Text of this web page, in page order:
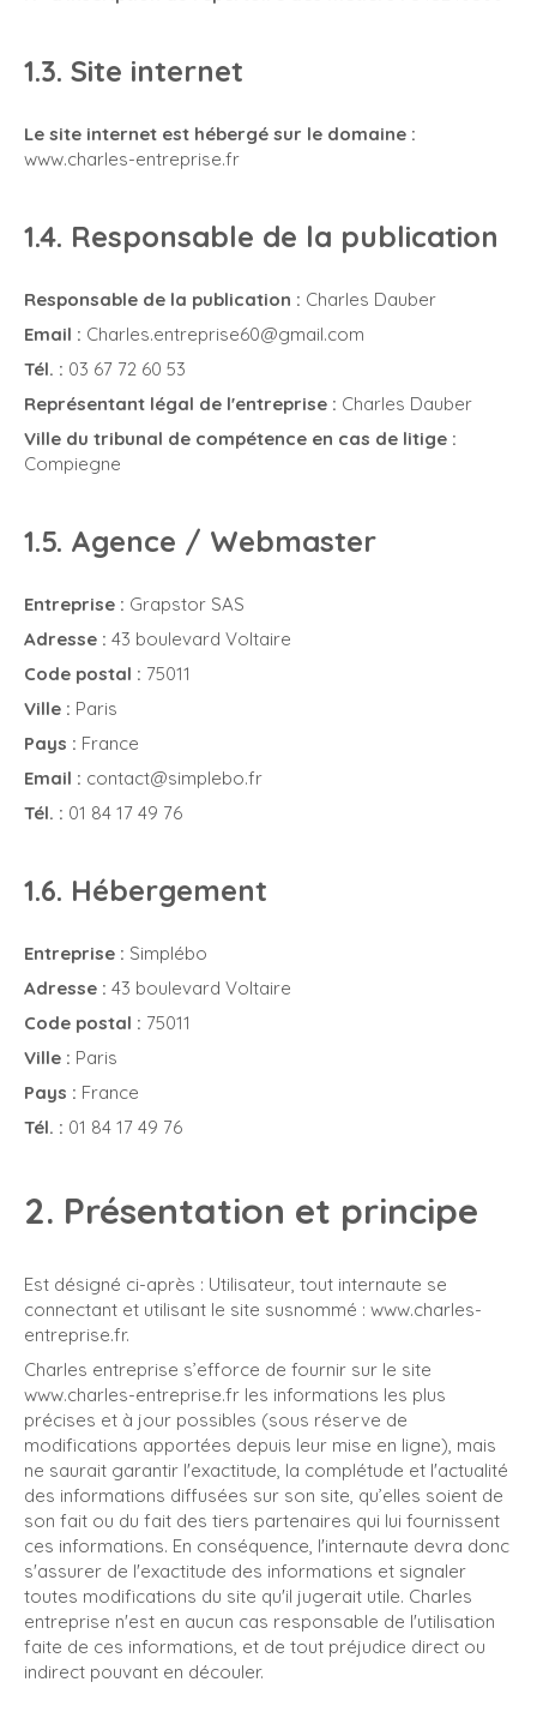
1.3. Site internet
Le site internet est hébergé sur le domaine :
www.charles-entreprise.fr
1.4. Responsable de la publication
Responsable de la publication : Charles Dauber
Email : Charles.entreprise60@gmail.com
Tél. : 03 67 72 60 53
Représentant légal de l'entreprise : Charles Dauber
Ville du tribunal de compétence en cas de litige :
Compiegne
1.5. Agence / Webmaster
Entreprise : Grapstor SAS
Adresse : 43 boulevard Voltaire
Code postal : 75011
Ville : Paris
Pays : France
Email : contact@simplebo.fr
Tél. : 01 84 17 49 76
1.6. Hébergement
Entreprise : Simplébo
Adresse : 43 boulevard Voltaire
Code postal : 75011
Ville : Paris
Pays : France
Tél. : 01 84 17 49 76
2. Présentation et principe
Est désigné ci-après : Utilisateur, tout internaute se
connectant et utilisant le site susnommé : www.charles-
entreprise.fr.
Charles entreprise s’efforce de fournir sur le site
www.charles-entreprise.fr les informations les plus
précises et à jour possibles (sous réserve de
modifications apportées depuis leur mise en ligne), mais
ne saurait garantir l'exactitude, la complétude et l'actualité
des informations diffusées sur son site, qu’elles soient de
son fait ou du fait des tiers partenaires qui lui fournissent
ces informations. En conséquence, l'internaute devra donc
s'assurer de l'exactitude des informations et signaler
toutes modifications du site qu'il jugerait utile. Charles
entreprise n'est en aucun cas responsable de l'utilisation
faite de ces informations, et de tout préjudice direct ou
indirect pouvant en découler.